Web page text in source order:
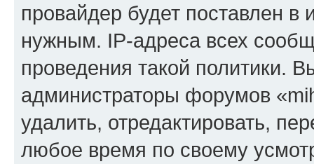
провайдер будет поставлен в
нужным. IP-адреса всех
проведения такой политики.
администраторы форумов
удалить, отредактировать,
любое время по своему